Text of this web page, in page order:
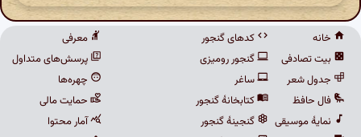
خانه
بیت تصادفی
جدول شعر
فال حافظ
نمایهٔ موسیقی
کدهای گنجور
گنجور رومیزی
ساغر
کتابخانهٔ گنجور
گنجینهٔ گنجور
معرفی
پرسش‌های متداول
چهره‌ها
حمایت مالی
آمار محتوا